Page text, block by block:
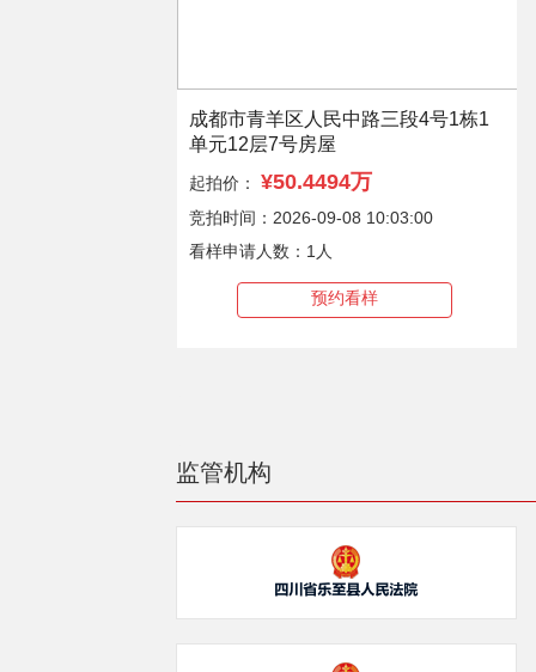
成都市青羊区人民中路三段4号1栋1
单元12层7号房屋
起拍价： ¥50.4494万
竞拍时间：2026-09-08 10:03:00
看样申请人数：1人
预约看样
监管机构